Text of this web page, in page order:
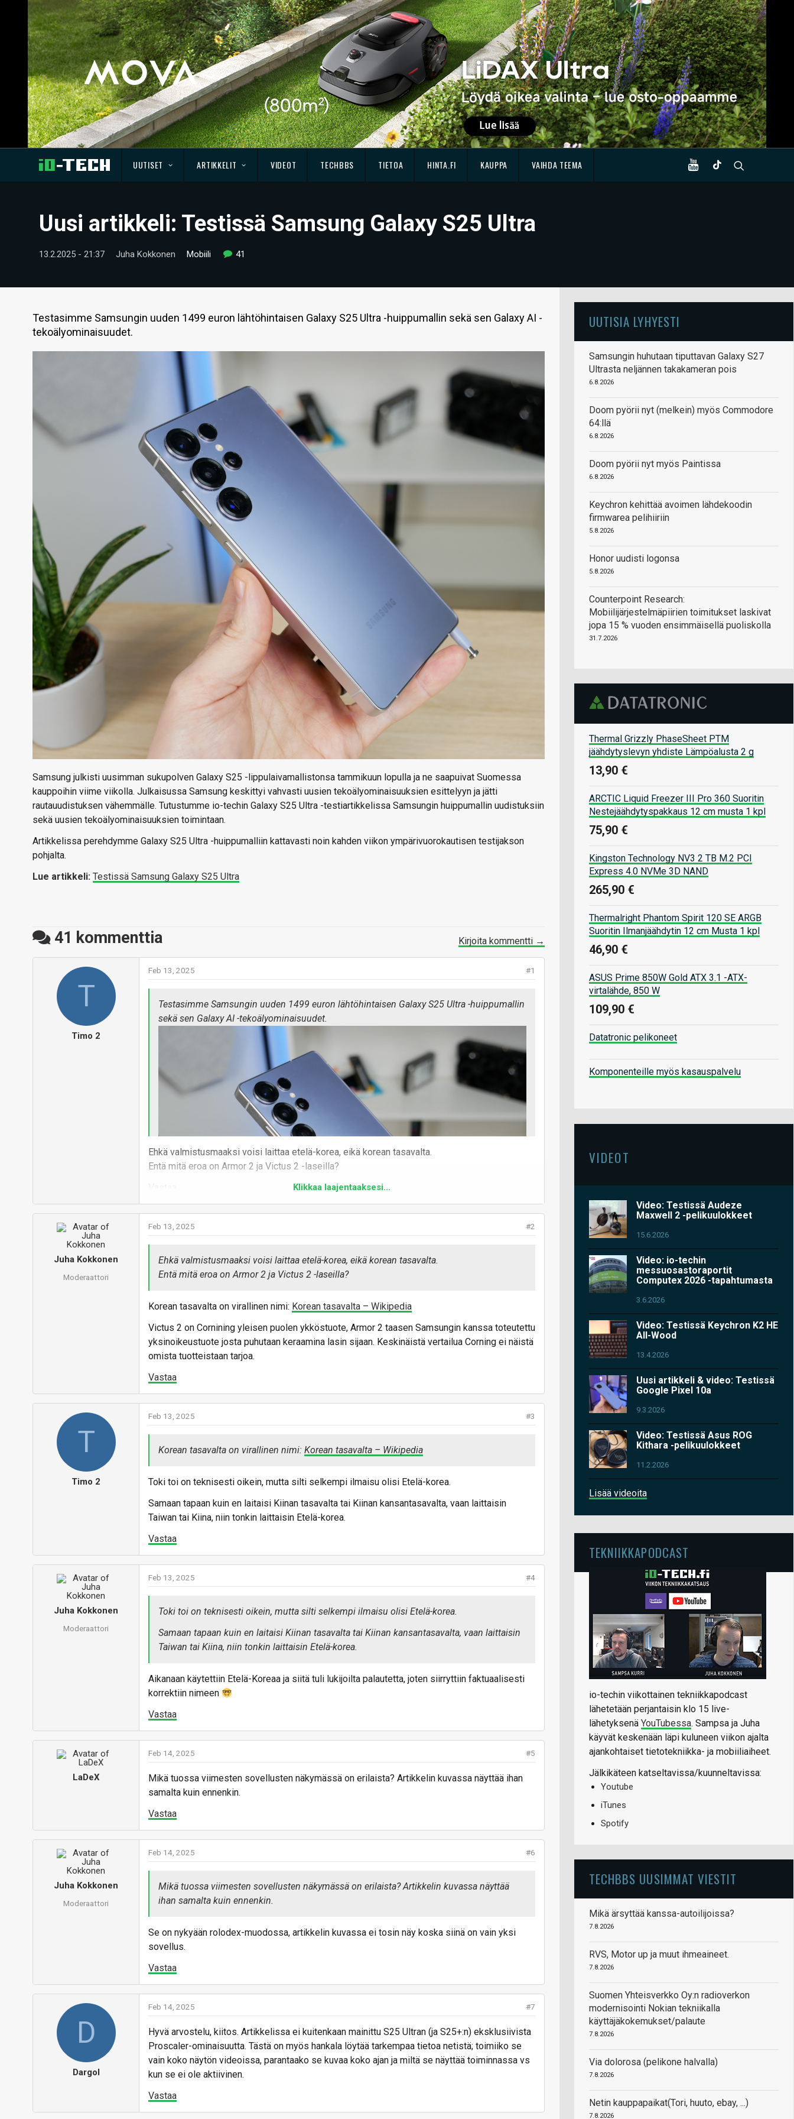
UUTISET ARTIKKELIT VIDEOT TECHBBS TIETOA HINTA.FI KAUPPA VAIHDA TEEMA
Uusi artikkeli: Testissä Samsung Galaxy S25 Ultra
13.2.2025 - 21:37 Juha Kokkonen Mobiili 41
Testasimme Samsungin uuden 1499 euron lähtöhintaisen Galaxy S25 Ultra -huippumallin sekä sen Galaxy AI -
tekoälyominaisuudet.
Samsung julkisti uusimman sukupolven Galaxy S25 -lippulaivamallistonsa tammikuun lopulla ja ne saapuivat Suomessa
kauppoihin viime viikolla. Julkaisussa Samsung keskittyi vahvasti uusien tekoälyominaisuuksien esittelyyn ja jätti
rautauudistuksen vähemmälle. Tutustumme io-techin Galaxy S25 Ultra -testiartikkelissa Samsungin huippumallin uudistuksiin
sekä uusien tekoälyominaisuuksien toimintaan.
Artikkelissa perehdymme Galaxy S25 Ultra -huippumalliin kattavasti noin kahden viikon ympärivuorokautisen testijakson
pohjalta.
Lue artikkeli: Testissä Samsung Galaxy S25 Ultra
41 kommenttia Kirjoita kommentti →
T
Timo 2
#1
Feb 13, 2025
Testasimme Samsungin uuden 1499 euron lähtöhintaisen Galaxy S25 Ultra -huippumallin
sekä sen Galaxy AI -tekoälyominaisuudet.
Samsung julkisti uusimman sukupolven Galaxy S25 -lippulaivamallistonsa tammikuun
lopulla ja ne saapuivat Suomessa kauppoihin viime viikolla. Julkaisussa Samsung
keskittyi vahvasti uusien tekoälyominaisuuksien esittelyyn ja jätti rautauudistuksen
vähemmälle. Tutustumme io-techin Galaxy S25 Ultra -testiartikkelissa Samsungin
huippumallin uudistuksiin sekä uusien tekoälyominaisuuksien toimintaan.
ympärivuorokautisen testijakson pohjalta.
Lue artikkeli:
Testissä Samsung Galaxy S25 Ultra
Ehkä valmistusmaaksi voisi laittaa etelä-korea, eikä korean tasavalta.
Entä mitä eroa on Armor 2 ja Victus 2 -laseilla?
Klikkaa laajentaaksesi...
Juha Kokkonen
Moderaattori
#2
Feb 13, 2025
Ehkä valmistusmaaksi voisi laittaa etelä-korea, eikä korean tasavalta.
Entä mitä eroa on Armor 2 ja Victus 2 -laseilla?
Korean tasavalta on virallinen nimi: Korean tasavalta – Wikipedia
Victus 2 on Cornining yleisen puolen ykköstuote, Armor 2 taasen Samsungin kanssa toteutettu
yksinoikeustuote josta puhutaan keraamina lasin sijaan. Keskinäistä vertailua Corning ei näistä
omista tuotteistaan tarjoa.
Vastaa
T
Timo 2
#3
Feb 13, 2025
Korean tasavalta on virallinen nimi: Korean tasavalta – Wikipedia
Toki toi on teknisesti oikein, mutta silti selkempi ilmaisu olisi Etelä-korea.
Samaan tapaan kuin en laitaisi Kiinan tasavalta tai Kiinan kansantasavalta, vaan laittaisin
Taiwan tai Kiina, niin tonkin laittaisin Etelä-korea.
Vastaa
Juha Kokkonen
Moderaattori
#4
Feb 13, 2025
Toki toi on teknisesti oikein, mutta silti selkempi ilmaisu olisi Etelä-korea.
Samaan tapaan kuin en laitaisi Kiinan tasavalta tai Kiinan kansantasavalta, vaan laittaisin
Taiwan tai Kiina, niin tonkin laittaisin Etelä-korea.
Aikanaan käytettiin Etelä-Koreaa ja siitä tuli lukijoilta palautetta, joten siirryttiin faktuaalisesti
korrektiin nimeen
Vastaa
LaDeX
#5
Feb 14, 2025
Mikä tuossa viimesten sovellusten näkymässä on erilaista? Artikkelin kuvassa näyttää ihan
samalta kuin ennenkin.
Vastaa
Juha Kokkonen
Moderaattori
#6
Feb 14, 2025
Mikä tuossa viimesten sovellusten näkymässä on erilaista? Artikkelin kuvassa näyttää
ihan samalta kuin ennenkin.
Se on nykyään rolodex-muodossa, artikkelin kuvassa ei tosin näy koska siinä on vain yksi
sovellus.
Vastaa
D
Dargol
#7
Feb 14, 2025
Hyvä arvostelu, kiitos. Artikkelissa ei kuitenkaan mainittu S25 Ultran (ja S25+:n) eksklusiivista
Proscaler-ominaisuutta. Tästä on myös hankala löytää tarkempaa tietoa netistä; toimiiko se
vain koko näytön videoissa, parantaako se kuvaa koko ajan ja miltä se näyttää toiminnassa vs
kun se ei ole aktiivinen.
Vastaa
UUTISIA LYHYESTI
Samsungin huhutaan tiputtavan Galaxy S27
Ultrasta neljännen takakameran pois
6.8.2026
Doom pyörii nyt (melkein) myös Commodore
64:llä
6.8.2026
Doom pyörii nyt myös Paintissa
6.8.2026
Keychron kehittää avoimen lähdekoodin
firmwarea pelihiiriin
5.8.2026
Honor uudisti logonsa
5.8.2026
Counterpoint Research:
Mobiilijärjestelmäpiirien toimitukset laskivat
jopa 15 % vuoden ensimmäisellä puoliskolla
31.7.2026
Thermal Grizzly PhaseSheet PTM
jäähdytyslevyn yhdiste Lämpöalusta 2 g
13,90 €
ARCTIC Liquid Freezer III Pro 360 Suoritin
Nestejäähdytyspakkaus 12 cm musta 1 kpl
75,90 €
Kingston Technology NV3 2 TB M.2 PCI
Express 4.0 NVMe 3D NAND
265,90 €
Thermalright Phantom Spirit 120 SE ARGB
Suoritin Ilmanjäähdytin 12 cm Musta 1 kpl
46,90 €
ASUS Prime 850W Gold ATX 3.1 -ATX-
virtalähde, 850 W
109,90 €
Datatronic pelikoneet
Komponenteille myös kasauspalvelu
VIDEOT
Video: Testissä Audeze
Maxwell 2 -pelikuulokkeet
15.6.2026
Video: io-techin
messuosastoraportit
Computex 2026 -tapahtumasta
3.6.2026
Video: Testissä Keychron K2 HE
All-Wood
13.4.2026
Uusi artikkeli & video: Testissä
Google Pixel 10a
9.3.2026
Video: Testissä Asus ROG
Kithara -pelikuulokkeet
11.2.2026
Lisää videoita
TEKNIIKKAPODCAST
io-techin viikottainen tekniikkapodcast
lähetetään perjantaisin klo 15 live-
lähetyksenä YouTubessa. Sampsa ja Juha
käyvät keskenään läpi kuluneen viikon ajalta
ajankohtaiset tietotekniikka- ja mobiiliaiheet.
Jälkikäteen katseltavissa/kuunneltavissa:
Youtube
iTunes
Spotify
TECHBBS UUSIMMAT VIESTIT
Mikä ärsyttää kanssa-autoilijoissa?
7.8.2026
RVS, Motor up ja muut ihmeaineet.
7.8.2026
Suomen Yhteisverkko Oy:n radioverkon
modernisointi Nokian tekniikalla
käyttäjäkokemukset/palaute
7.8.2026
Via dolorosa (pelikone halvalla)
7.8.2026
Netin kauppapaikat(Tori, huuto, ebay, ...)
7.8.2026